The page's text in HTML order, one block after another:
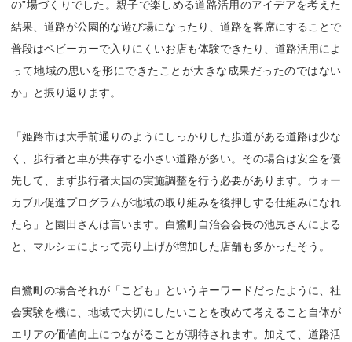
の”場づくりでした。親子で楽しめる道路活用のアイデアを考えた
結果、道路が公園的な遊び場になったり、道路を客席にすることで
普段はベビーカーで入りにくいお店も体験できたり、道路活用によ
って地域の思いを形にできたことが大きな成果だったのではない
か」と振り返ります。
「姫路市は大手前通りのようにしっかりした歩道がある道路は少な
く、歩行者と車が共存する小さい道路が多い。その場合は安全を優
先して、まず歩行者天国の実施調整を行う必要があります。ウォー
カブル促進プログラムが地域の取り組みを後押しする仕組みになれ
たら」と園田さんは言います。白鷺町自治会会長の池尻さんによる
と、マルシェによって売り上げが増加した店舗も多かったそう。
白鷺町の場合それが「こども」というキーワードだったように、社
会実験を機に、地域で大切にしたいことを改めて考えること自体が
エリアの価値向上につながることが期待されます。加えて、道路活